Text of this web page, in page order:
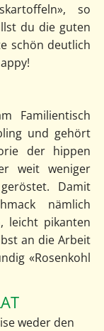
so
du die guten
schön deutlich
Familientisch
und gehört
der hippen
weit weniger
Damit
nämlich
leicht pikanten
an die Arbeit
«Rosenkohl
weder den